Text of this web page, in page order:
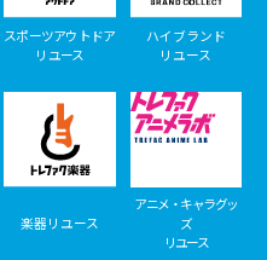
スポーツアウトドア
リユース
ハイブランド
リユース
楽器リユース
アニメ・キャラグッ
ズ
リユース